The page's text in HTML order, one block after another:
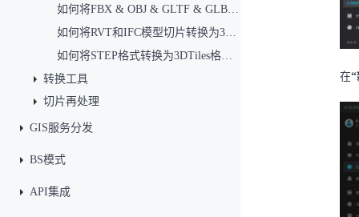
如何将FBX & OBJ & GLTF & GLB模型转换为3DTiles?
如何将RVT和IFC模型切片转换为3DTiles?
如何将STEP格式转换为3DTiles格式？
转换工具
切片再处理
GIS服务分发
BS模式
API集成
在“